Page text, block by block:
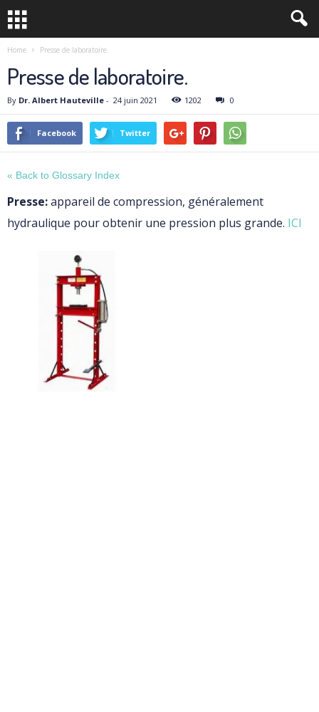
Home Presse de laboratoire.
Presse de laboratoire.
By Dr. Albert Hauteville - 24 juin 2021 1202 0
Facebook Twitter
« Back to Glossary Index
Presse:appareil de compression, généralement
hydraulique pour obtenir une pression plus grande. ICI